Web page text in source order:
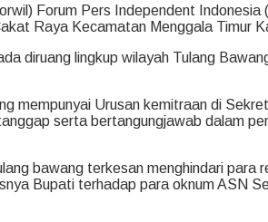
Forum Pers Independent
Raya Kecamatan Menggala Timur
diruang lingkup wilayah Tulang
mempunyai Urusan kemitraan di
serta bertangungjawab dalam
bawang terkesan menghindari
Bupati terhadap para oknum ASN